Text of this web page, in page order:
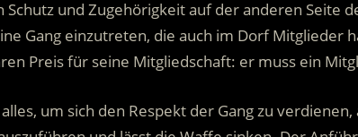
Schutz und Zugehörigkeit auf der anderen Seite
Gang einzutreten, die auch im Dorf Mitglieder
Preis für seine Mitgliedschaft: er muss ein
um sich den Respekt der Gang zu